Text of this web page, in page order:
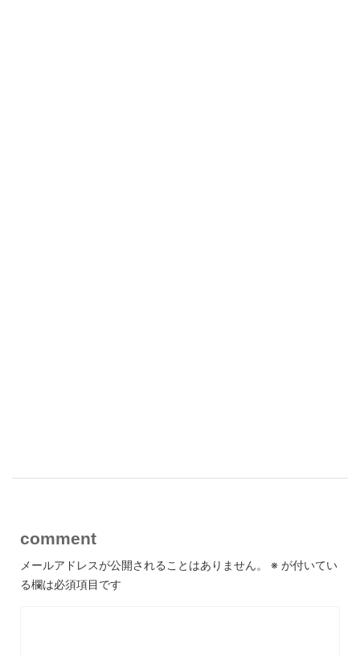
comment
メールアドレスが公開されることはありません。 ※ が付いてい
る欄は必須項目です